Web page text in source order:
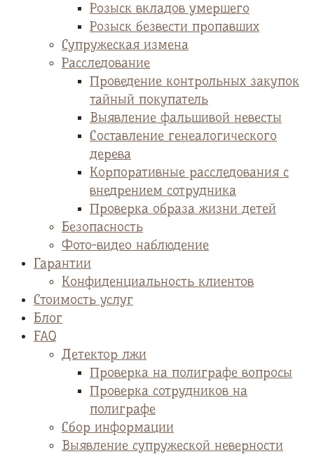
Розыск вкладов умершего
Розыск безвести пропавших
Супружеская измена
Расследование
Проведение контрольных закупок
тайный покупатель
Выявление фальшивой невесты
Cоставление генеалогического
дерева
Корпоративные расследования с
внедрением сотрудника
Проверка образа жизни детей
Безопасность
Фото-видео наблюдение
Гарантии
Конфиденциальность клиентов
Стоимость услуг
Блог
FAQ
Детектор лжи
Проверка на полиграфе вопросы
Проверка сотрудников на
полиграфе
Сбор информации
Выявление супружеской неверности